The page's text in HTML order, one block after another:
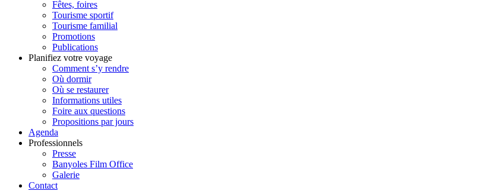
Fêtes, foires
Tourisme sportif
Tourisme familial
Promotions
Publications
Planifiez votre voyage
Comment s’y rendre
Où dormir
Où se restaurer
Informations utiles
Foire aux questions
Propositions par jours
Agenda
Professionnels
Presse
Banyoles Film Office
Galerie
Contact